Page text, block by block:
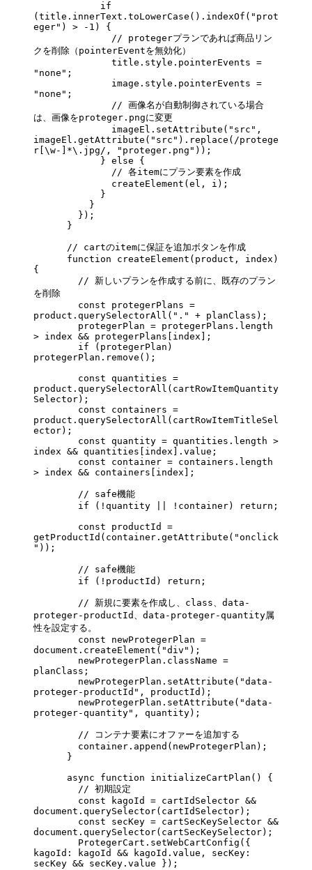
            if
(title.innerText. toLowerCase (). indexOf ( "prot
eger" ) > - 1 ) {
クを削除（pointerEventを無効化）
              title.style.pointerEvents
=
"none" ;
              image.style.pointerEvents
=
"none" ;
は、画像をproteger.pngに変更
              imageEl.
setAttribute ( "src" ,
imageEl. getAttribute ( "src" ). replace ( /protege
r [\w-] *\. jpg/ , "proteger.png" ));
            }
else {
              // 各itemにプラン要素を作成
              createElement
(el, i);
            }
          }
        });
      }
      // cartのitemに保証を追加ボタンを作成
      function
createElement ( product , index )
{
を削除
        const
protegerPlans =
product. querySelectorAll ( "." + planClass);
        protegerPlan
= protegerPlans. length
> index && protegerPlans[index];
        if
(protegerPlan)
protegerPlan. remove ();
        const
quantities =
product. querySelectorAll (cartRowItemQuantity
Selector);
        const
containers =
product. querySelectorAll (cartRowItemTitleSel
ector);
        const
quantity = quantities. length >
index && quantities[index].value;
        const
container = containers. length
> index && containers[index];
        // safe機能
        if
( ! quantity ! container) return ;
        const
productId
=
getProductId (container. getAttribute ( "onclick
" ));
        // safe機能
        if
( ! productId) return ;
proteger-productId、data-proteger-quantity属
性を設定する。
        const
newProtegerPlan =
document. createElement ( "div" );
        newProtegerPlan.className
=
planClass;
        newProtegerPlan.
setAttribute ( "data-
proteger-productId" , productId);
        newProtegerPlan.
setAttribute ( "data-
proteger-quantity" , quantity);
        // コンテナ要素にオファーを追加する
        container.
append (newProtegerPlan);
      }
      async
function initializeCartPlan () {
        // 初期設定
        const
kagoId = cartIdSelector &&
document. querySelector(cartIdSelector);
        const
secKey = cartSecKeySelector &&
document. querySelector(cartSecKeySelector);
        ProtegerCart.
setWebCartConfig ({
kagoId: kagoId && kagoId.value, secKey:
secKey && secKey.value });